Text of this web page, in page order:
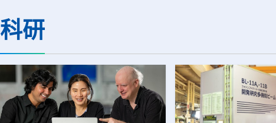
踪剂^11C-PiB，以及tau蛋白PET示
踪剂^18F-florzolotau，对受试者大
神病患者中，β-淀粉样蛋白阳性...
足靶向α疗法领域对高纯度...
科研